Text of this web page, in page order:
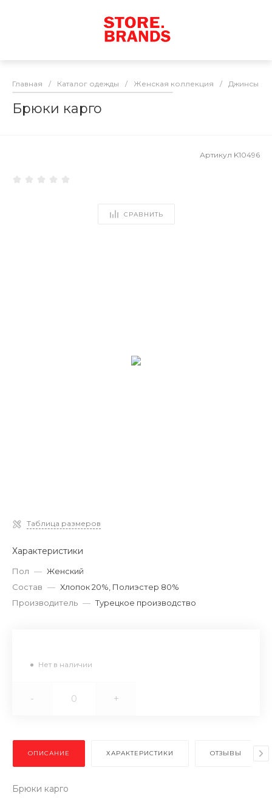
Главная / Каталог одежды / Женская коллекция / Джинсы /
Брюки карго
Артикул K10496
СРАВНИТЬ
Таблица размеров
Характеристики
Пол — Женский
Состав — Хлопок 20%, Полиэстер 80%
Производитель — Турецкое производство
Нет в наличии
- +
ОПИСАНИЕ ХАРАКТЕРИСТИКИ ОТЗЫВЫ
Брюки карго